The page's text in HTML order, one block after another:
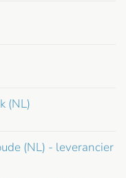
(NL)
(NL) - leverancier